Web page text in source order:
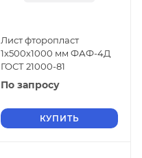
Лист фторопласт
1х500х1000 мм ФАФ-4Д
ГОСТ 21000-81
По запросу
КУПИТЬ